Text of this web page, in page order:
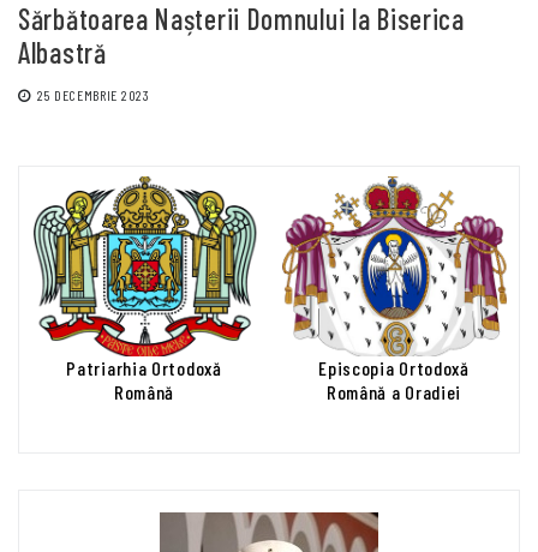
Sărbătoarea Nașterii Domnului la Biserica
Albastră
25 DECEMBRIE 2023
Patriarhia Ortodoxă
Română
Episcopia Ortodoxă
Română a Oradiei